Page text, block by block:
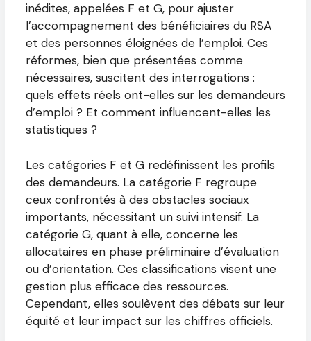
inédites, appelées F et G, pour ajuster
l’accompagnement des bénéficiaires du RSA
et des personnes éloignées de l’emploi. Ces
réformes, bien que présentées comme
nécessaires, suscitent des interrogations :
quels effets réels ont-elles sur les demandeurs
d’emploi ? Et comment influencent-elles les
statistiques ?
Les catégories F et G redéfinissent les profils
des demandeurs. La catégorie F regroupe
ceux confrontés à des obstacles sociaux
importants, nécessitant un suivi intensif. La
catégorie G, quant à elle, concerne les
allocataires en phase préliminaire d’évaluation
ou d’orientation. Ces classifications visent une
gestion plus efficace des ressources.
Cependant, elles soulèvent des débats sur leur
équité et leur impact sur les chiffres officiels.